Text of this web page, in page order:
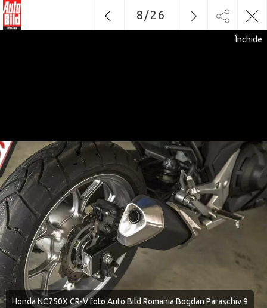
Honda NC750X CR-V foto Auto Bild Romania Bogdan Paraschiv 9
Închide
8/26